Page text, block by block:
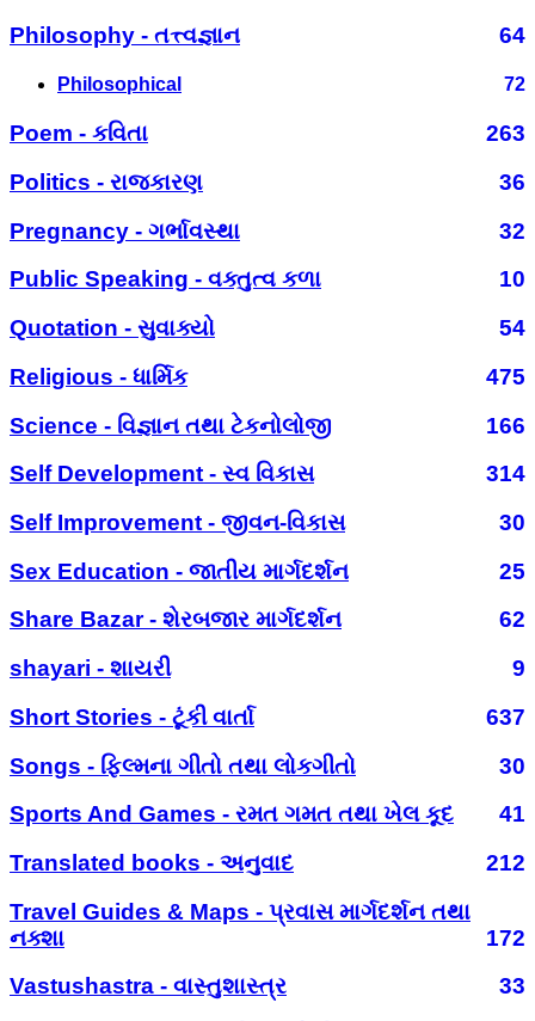
Philosophy - તત્ત્વજ્ઞાન
64
Philosophical 72
Poem - કવિતા
263
Politics - રાજકારણ
36
Pregnancy - ગર્ભાવસ્થા
32
Public Speaking - વક્તુત્વ કળા
10
Quotation - સુવાક્યો
54
Religious - ધાર્મિક
475
Science - વિજ્ઞાન તથા ટેકનોલોજી
166
Self Development - સ્વ વિકાસ
314
Self Improvement - જીવન-વિકાસ
30
Sex Education - જાતીય માર્ગદર્શન
25
Share Bazar - શેરબજાર માર્ગદર્શન
62
shayari - શાયરી
9
Short Stories - ટૂંકી વાર્તા
637
Songs - ફિલ્મના ગીતો તથા લોકગીતો
30
Sports And Games - રમત ગમત તથા ખેલ કૂદ
41
Translated books - અનુવાદ
212
Travel Guides & Maps - પ્રવાસ માર્ગદર્શન તથા
નક્શા
172
Vastushastra - વાસ્તુશાસ્ત્ર
33